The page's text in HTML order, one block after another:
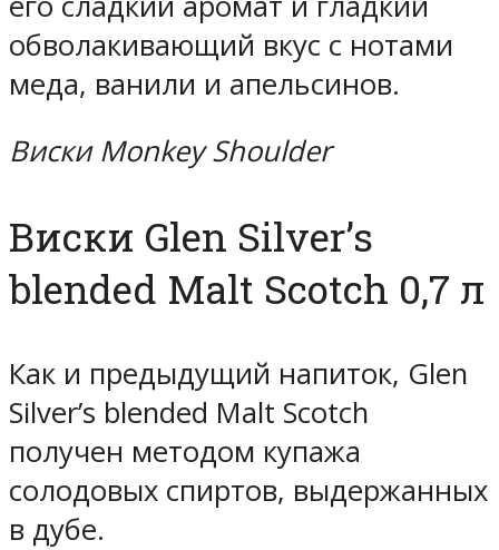
обволакивающий вкус с нотами
меда, ванили и апельсинов.
Виски Monkey Shoulder
Виски Glen Silver’s
blended Malt Scotch 0,7 л
Как и предыдущий напиток, Glen
Silver’s blended Malt Scotch
получен методом купажа
солодовых спиртов, выдержанных
в дубе.